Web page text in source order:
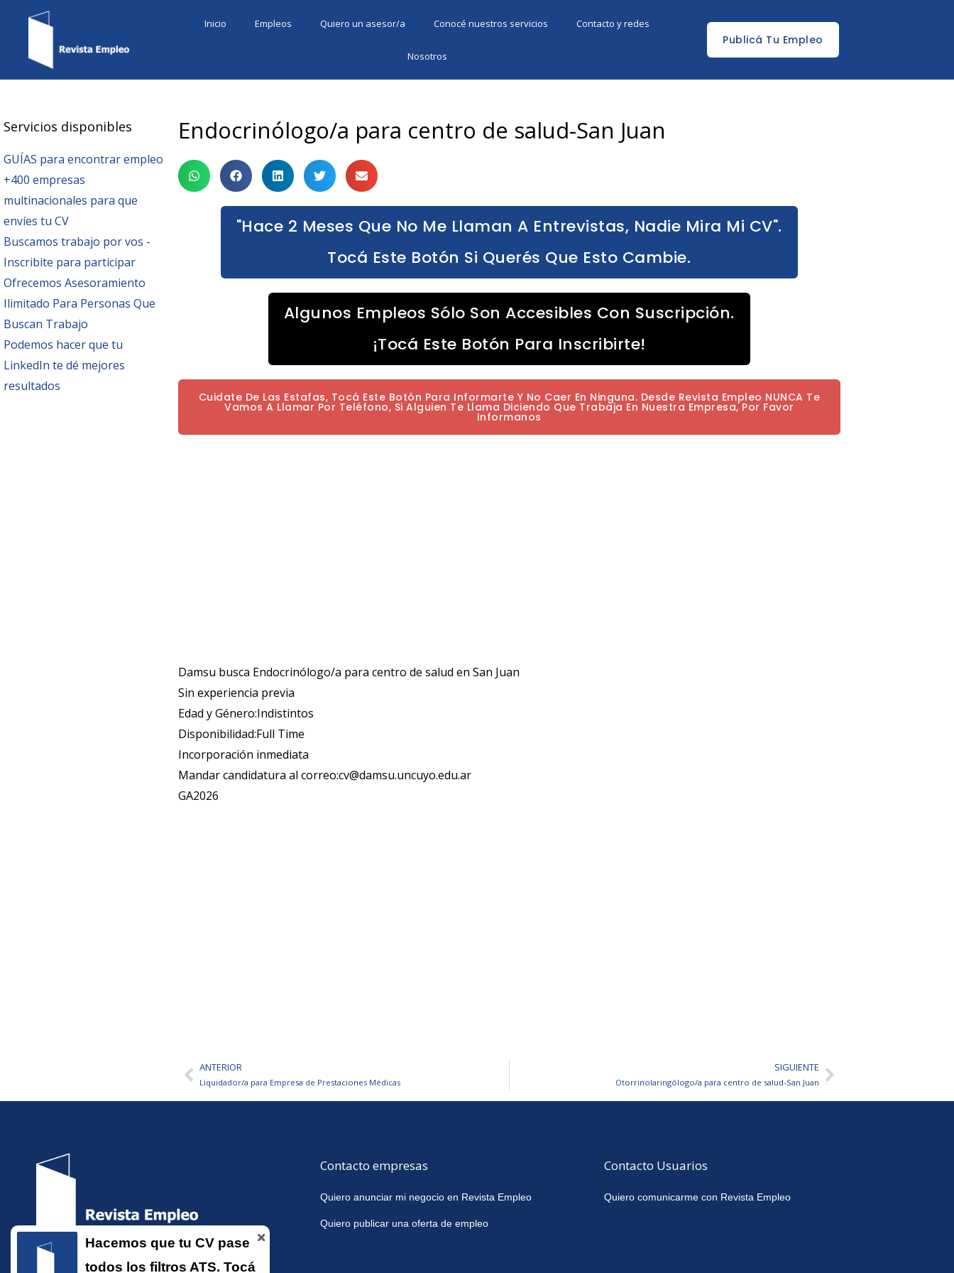
Inicio Empleos Quiero un asesor/a Conocé nuestros servicios Contacto y redes
Nosotros
Publicá Tu Empleo
Servicios disponibles
GUÍAS para encontrar empleo
+400 empresas
multinacionales para que
envíes tu CV
Buscamos trabajo por vos -
Inscribite para participar
Ofrecemos Asesoramiento
Ilimitado Para Personas Que
Buscan Trabajo
Podemos hacer que tu
LinkedIn te dé mejores
resultados
Endocrinólogo/a para centro de salud-San Juan
"Hace 2 Meses Que No Me Llaman A Entrevistas, Nadie Mira Mi CV".
Tocá Este Botón Si Querés Que Esto Cambie.
Algunos Empleos Sólo Son Accesibles Con Suscripción.
¡Tocá Este Botón Para Inscribirte!
Cuidate De Las Estafas, Tocá Este Botón Para Informarte Y No Caer En Ninguna. Desde Revista Empleo NUNCA Te
Vamos A Llamar Por Teléfono, Si Alguien Te Llama Diciendo Que Trabaja En Nuestra Empresa, Por Favor
Informanos
Damsu busca Endocrinólogo/a para centro de salud en San Juan
Sin experiencia previa
Edad y Género:Indistintos
Disponibilidad:Full Time
Incorporación inmediata
Mandar candidatura al correo:cv@damsu.uncuyo.edu.ar
GA2026
AntANTERIOR
Liquidador/a para Empresa de Prestaciones Médicas
SIGUIENTE
Otorrinolaringólogo/a para centro de salud-San JuanSiguiente
Contacto empresas
Quiero anunciar mi negocio en Revista Empleo
Quiero publicar una oferta de empleo
Contacto Usuarios
Quiero comunicarme con Revista Empleo